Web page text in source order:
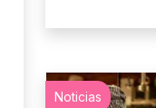
Noticias